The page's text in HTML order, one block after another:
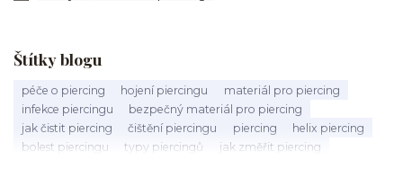
Štítky blogu
péče o piercing hojení piercingu
materiál pro piercing
infekce piercingu
bezpečný materiál pro piercing
jak čistit piercing
čištění piercingu piercing
helix piercing
bolest piercingu
typy piercingů
jak změřit piercing